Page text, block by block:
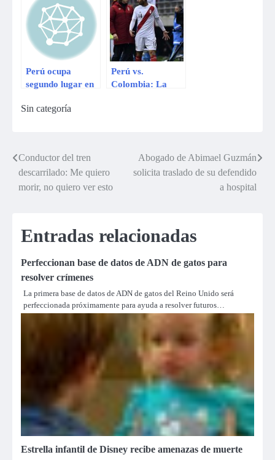
play off sí se
juega en Espinar
Perú ocupa
segundo lugar en
optimismo
Perú vs.
Colombia: La
Sin categoría
Navegación
de
Conductor del tren
descarrilado: Me quiero
morir, no quiero ver esto
Abogado de Abimael Guzmán
solicita traslado de su defendido
a hospital
Entradas relacionadas
Perfeccionan base de datos de ADN de gatos para
resolver crímenes
La primera base de datos de ADN de gatos del Reino Unido será
perfeccionada próximamente para ayuda a resolver futuros…
Estrella infantil de Disney recibe amenazas de muerte